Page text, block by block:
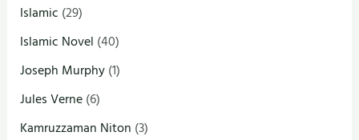
Islamic (29)
Islamic Novel (40)
Joseph Murphy(1)
Jules Verne(6)
Kamruzzaman Niton (3)